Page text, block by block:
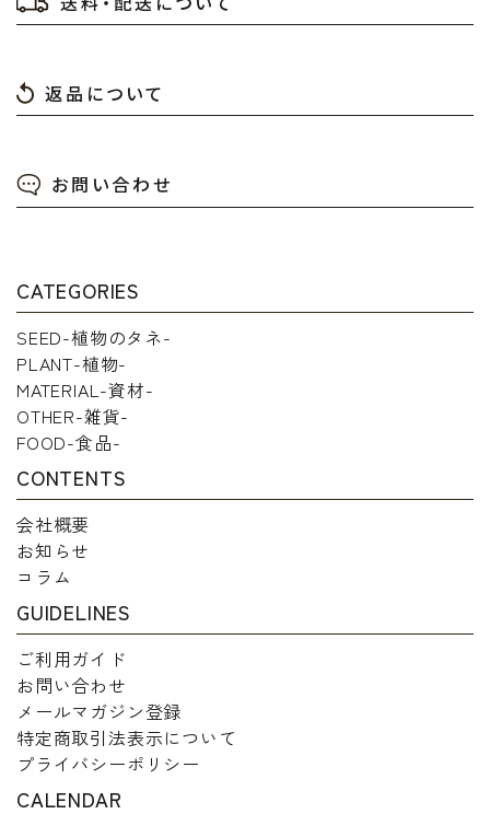
返品について
お問い合わせ
CATEGORIES
SEED-植物のタネ-
PLANT-植物-
MATERIAL-資材-
OTHER-雑貨-
FOOD-食品-
CONTENTS
会社概要
お知らせ
コラム
GUIDELINES
ご利用ガイド
お問い合わせ
メールマガジン登録
特定商取引法表示について
プライバシーポリシー
CALENDAR